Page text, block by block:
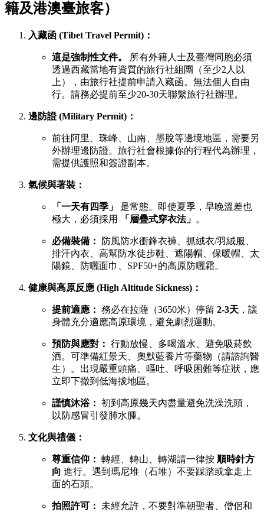
籍及港澳臺旅客）
入藏函 (Tibet Travel Permit)：
這是強制性文件。
所有外籍人士及臺灣同胞必須
透過西藏當地有資質的旅行社組團（至少2人以
上），由旅行社提前申請入藏函。無法個人自由
行。請務必提前至少20-30天聯繫旅行社辦理。
邊防證 (Military Permit)：
前往阿里、珠峰、山南、墨脫等邊境地區，需要另
外辦理邊防證。旅行社會根據你的行程代為辦理，
需提供護照和簽證副本。
氣候與著裝：
「一天有四季」
是常態。即使夏季，早晚溫差也
極大，必須採用
「層疊式穿衣法」 。
必備裝備：
防風防水衝鋒衣褲、抓絨衣/羽絨服、
排汗內衣、高幫防水徒步鞋、遮陽帽、保暖帽、太
陽鏡、防曬面巾、SPF50+的高原防曬霜。
健康與高原反應 (High Altitude Sickness)：
提前適應： 務必在拉薩（3650米）停留 2-3天 ，讓
身體充分適應高原環境，避免劇烈運動。
預防與應對： 行動放慢、多喝溫水、避免吸菸飲
酒。可準備紅景天、奧默藍養片等藥物（請諮詢醫
生）。出現嚴重頭痛、嘔吐、呼吸困難等症狀，應
立即下撤到低海拔地區。
謹慎沐浴： 初到高原幾天內盡量避免洗澡洗頭，
以防感冒引發肺水腫。
文化與禮儀：
尊重信仰： 轉經、轉山、轉湖請一律按 順時針方
向 進行。遇到瑪尼堆（石堆）不要踩踏或拿走上
面的石頭。
拍照許可：
未經允許，不要對準朝聖者、僧侶和